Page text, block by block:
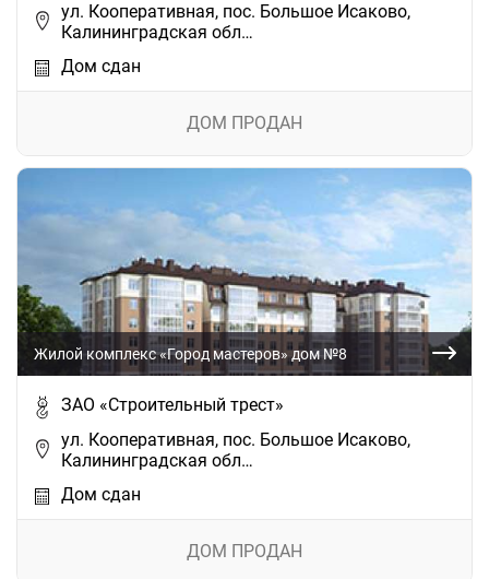
ул. Кооперативная, пос. Большое Исаково,
Калининградская обл…
Дом сдан
ДОМ ПРОДАН
Жилой комплекс «Город мастеров» дом №8
ЗАО «Строительный трест»
ул. Кооперативная, пос. Большое Исаково,
Калининградская обл…
Дом сдан
ДОМ ПРОДАН